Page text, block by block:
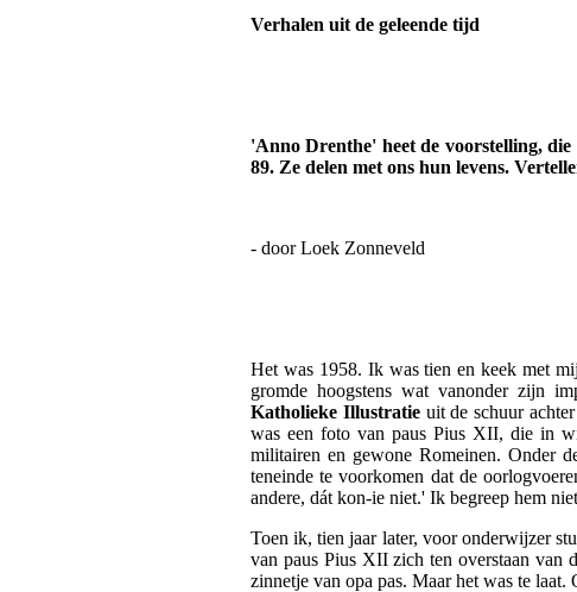
Verhalen uit de geleende tijd
'Anno Drenthe' heet de voorstelling,
89. Ze delen met ons hun levens.
- door Loek Zonneveld
Het was 1958. Ik was tien en keek met
gromde hoogstens wat vanonder zijn
Katholieke Illustratieuit de schuur
was een foto van paus Pius XII, die in
militairen en gewone Romeinen. Onder
teneinde te voorkomen dat de
andere, dát kon-ie niet.' Ik begreep hem
Toen ik, tien jaar later, voor onderwijzer
van paus Pius XII zich ten overstaan van
zinnetje van opa pas. Maar het was te